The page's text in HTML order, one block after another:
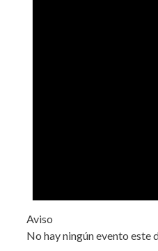
Aviso
No hay ningún evento este